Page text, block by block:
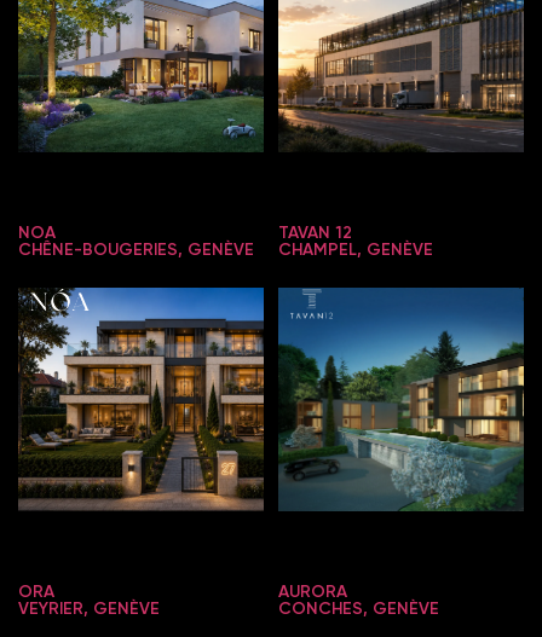
NOA
CHÊNE-BOUGERIES, GENÈVE
TAVAN 12
CHAMPEL, GENÈVE
ORA
VEYRIER, GENÈVE
AURORA
CONCHES, GENÈVE